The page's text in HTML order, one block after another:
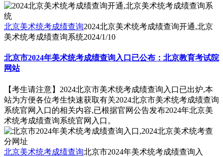
北京美术统考成绩查询2024北京美术统考成绩查询开通,北京
美术统考成绩查询系统2024/1/10
北京市2024年美术统考成绩查询入口已公布：北京教育考试院
网站
【考生请注意】2024北京市美术统考成绩查询入口已出炉,本
站为方便各位考生快速获取有关2024北京市美术统考成绩查询
系统官网入口的相关内容,已根据官网公告发布2024年北京美
术统考成绩查询系统官网入口。
北京美术统考成绩查询北京市2024年美术统考成绩查询入